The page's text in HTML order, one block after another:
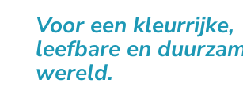
Voor een kleurrijke,
leefbare en
wereld.